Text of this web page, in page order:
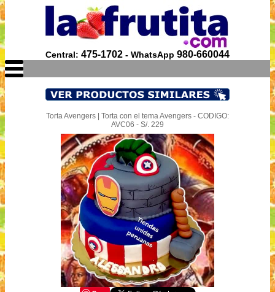
Central: 475-1702 - WhatsApp 980-660044
Torta Avengers | Torta con el tema Avengers - CODIGO:
AVC06 - S/. 229